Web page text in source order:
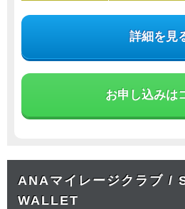
詳細を見
お申し込みは
ANAマイレージクラブ /
WALLET